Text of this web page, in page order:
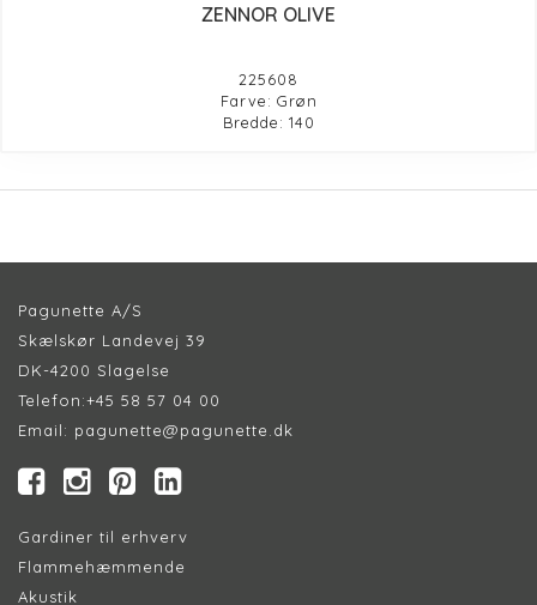
ZENNOR OLIVE
225608
Farve: Grøn
Bredde: 140
Pagunette A/S
Skælskør Landevej 39
DK-4200 Slagelse
Telefon:+45 58 57 04 00
Email: pagunette@pagunette.dk
Gardiner til erhverv
Flammehæmmende
Akustik